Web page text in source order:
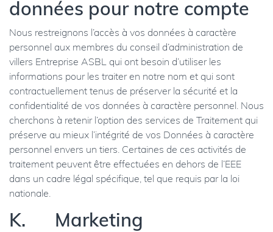
données pour notre compte
Nous restreignons l’accès à vos données à caractère
personnel aux membres du conseil d’administration de
villers Entreprise ASBL qui ont besoin d’utiliser les
informations pour les traiter en notre nom et qui sont
contractuellement tenus de préserver la sécurité et la
confidentialité de vos données à caractère personnel. Nous
cherchons à retenir l’option des services de Traitement qui
préserve au mieux l’intégrité de vos Données à caractère
personnel envers un tiers. Certaines de ces activités de
traitement peuvent être effectuées en dehors de l’EEE
dans un cadre légal spécifique, tel que requis par la loi
nationale.
K. Marketing